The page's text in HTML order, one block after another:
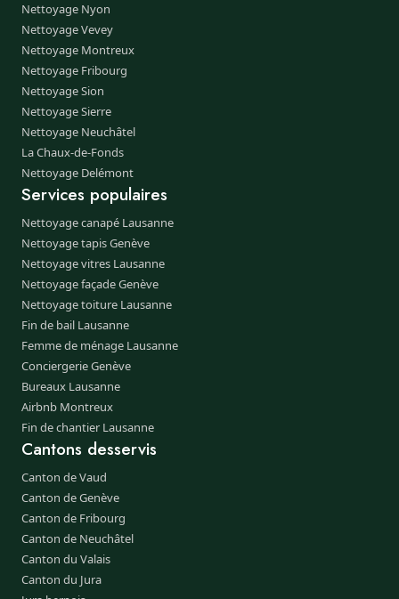
Nettoyage Nyon
Nettoyage Vevey
Nettoyage Montreux
Nettoyage Fribourg
Nettoyage Sion
Nettoyage Sierre
Nettoyage Neuchâtel
La Chaux-de-Fonds
Nettoyage Delémont
Services populaires
Nettoyage canapé Lausanne
Nettoyage tapis Genève
Nettoyage vitres Lausanne
Nettoyage façade Genève
Nettoyage toiture Lausanne
Fin de bail Lausanne
Femme de ménage Lausanne
Conciergerie Genève
Bureaux Lausanne
Airbnb Montreux
Fin de chantier Lausanne
Cantons desservis
Canton de Vaud
Canton de Genève
Canton de Fribourg
Canton de Neuchâtel
Canton du Valais
Canton du Jura